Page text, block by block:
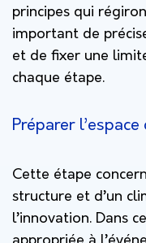
principes qui
important de
et de fixer une
chaque étape.
Préparer
Cette étape
structure et d’un
l’innovation. Dans